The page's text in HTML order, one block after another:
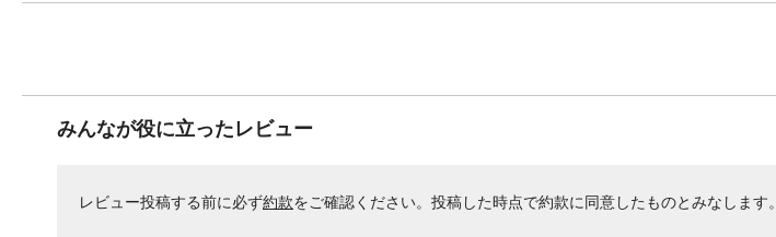
みんなが役に立ったレビュー
レビュー投稿する前に必ず約款をご確認ください。投稿した時点で約款に同意したものとみなします。